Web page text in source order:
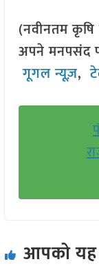
(नवीनतम
अपने मनपसंद
गूगल न्यूज़,
आपको